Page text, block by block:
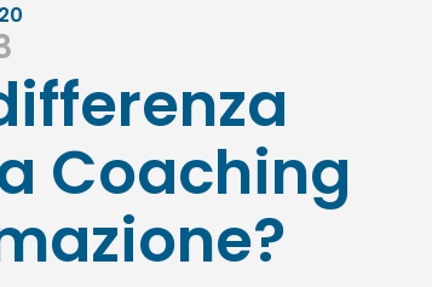
Coaching